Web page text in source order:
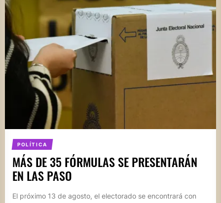
POLÍTICA
MÁS DE 35 FÓRMULAS SE PRESENTARÁN
EN LAS PASO
El próximo 13 de agosto, el electorado se encontrará con